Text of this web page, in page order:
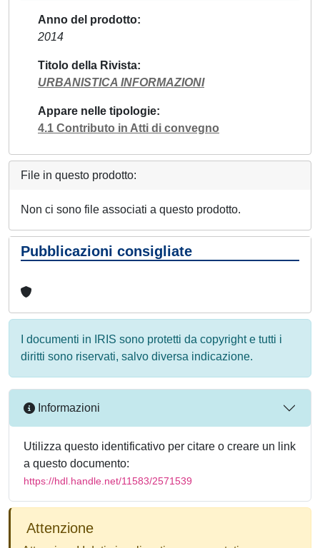
Anno del prodotto
2014
Titolo della Rivista
URBANISTICA INFORMAZIONI
Appare nelle tipologie
4.1 Contributo in Atti di convegno
File in questo prodotto:
Non ci sono file associati a questo prodotto.
Pubblicazioni consigliate
I documenti in IRIS sono protetti da copyright e tutti i
diritti sono riservati, salvo diversa indicazione.
Informazioni
Utilizza questo identificativo per citare o creare un link
a questo documento:
https://hdl.handle.net/11583/2571539
Attenzione